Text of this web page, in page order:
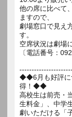
他の席に比べて
ますので、
劇場窓口で見え
す。
空席状況は劇場
〔電話番号：
◆◆6月も好評に
得！◆◆
高校生は前売・
生料金」、中学
劇いただける「